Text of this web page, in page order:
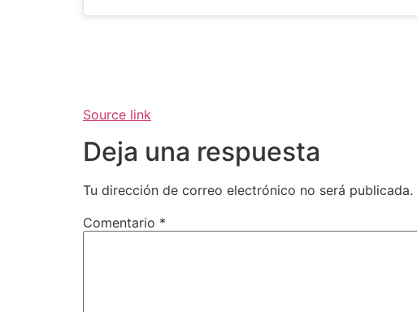
Source link
Deja una respuesta
Tu dirección de correo electrónico no será publicada.
Comentario *